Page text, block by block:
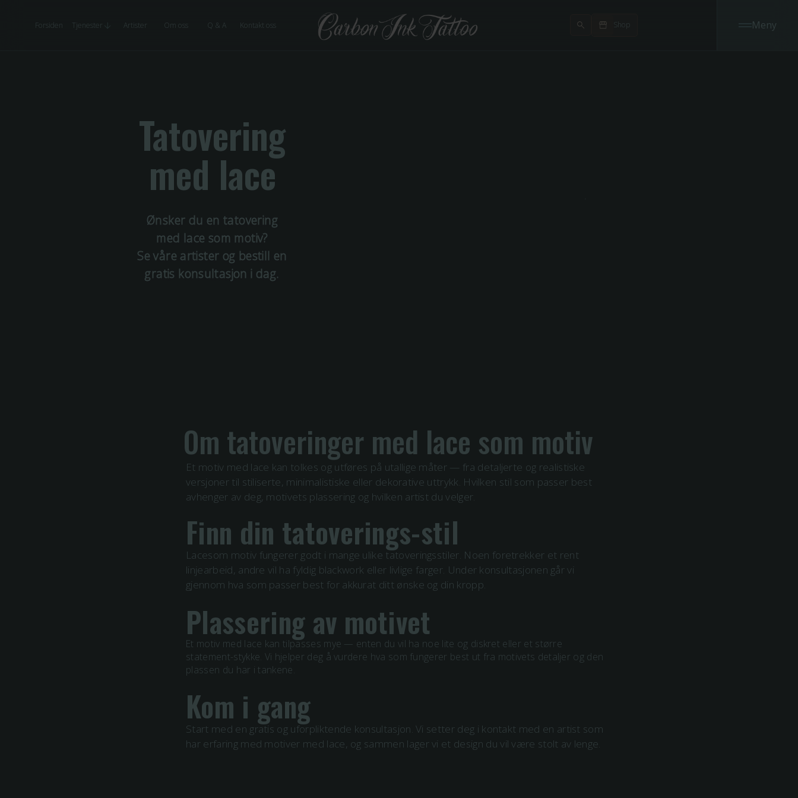
Forsiden Tjenester Artister Om oss Q & A Kontakt oss Shop Meny
Tatovering
med lace
Ønsker du en tatovering
med lace som motiv?
Se våre artister og bestill en
gratis konsultasjon i dag.
Om tatoveringer med lace som motiv
Et motiv med lace kan tolkes og utføres på utallige måter — fra detaljerte og realistiske
versjoner til stiliserte, minimalistiske eller dekorative uttrykk. Hvilken stil som passer best
avhenger av deg, motivets plassering og hvilken artist du velger.
Finn din tatoverings-stil
Lacesom motiv fungerer godt i mange ulike tatoveringsstiler. Noen foretrekker et rent
linjearbeid, andre vil ha fyldig blackwork eller livlige farger. Under konsultasjonen går vi
gjennom hva som passer best for akkurat ditt ønske og din kropp.
Plassering av motivet
Et motiv med lace kan tilpasses mye — enten du vil ha noe lite og diskret eller et større
statement-stykke. Vi hjelper deg å vurdere hva som fungerer best ut fra motivets detaljer og den
plassen du har i tankene.
Kom i gang
Start med en gratis og uforpliktende konsultasjon. Vi setter deg i kontakt med en artist som
har erfaring med motiver med lace, og sammen lager vi et design du vil være stolt av lenge.